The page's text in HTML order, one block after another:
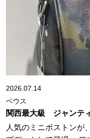
2026.07.14
ベウス
関西最大級 ジャンテ
人気のミニボストンが